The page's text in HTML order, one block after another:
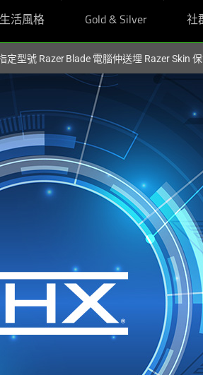
活風格 Gold & Silver 社
型號 Razer Blade 電腦仲送埋 Razer Skin